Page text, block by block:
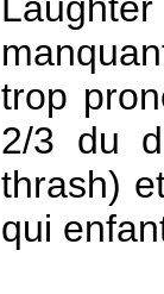
trop
2/3 du
thrash)
qui